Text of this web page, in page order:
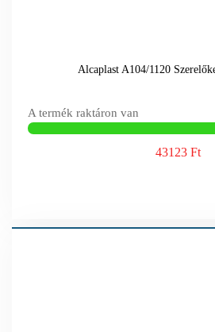
Alcaplast A104/1120
A termék raktáron van
43123 Ft